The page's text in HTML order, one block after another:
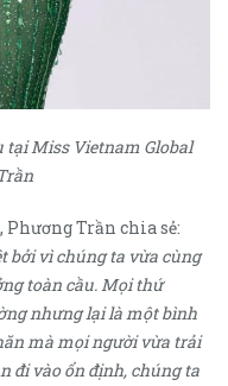
tại Miss Vietnam Global
Trần chia sẻ:
bởi vì chúng ta vừa cùng
toàn cầu. Mọi thứ
nhưng lại là một bình
mà mọi người vừa trải
đi vào ổn định, chúng ta